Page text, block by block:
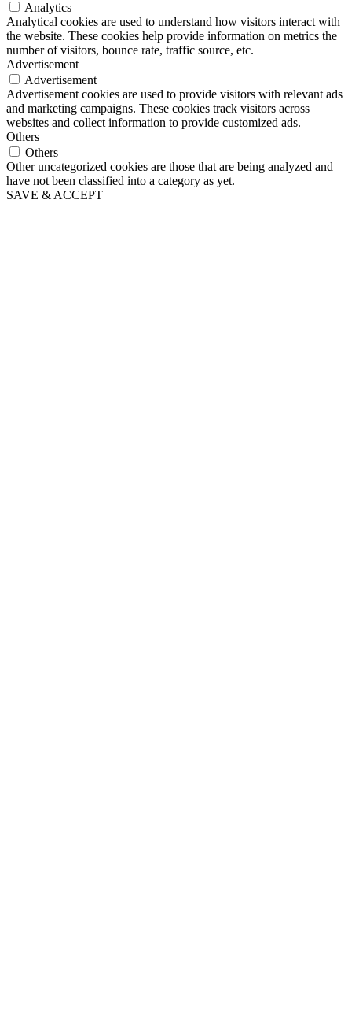
Analytics
Analytical cookies are used to understand how visitors interact with
the website. These cookies help provide information on metrics the
number of visitors, bounce rate, traffic source, etc.
Advertisement
Advertisement
Advertisement cookies are used to provide visitors with relevant ads
and marketing campaigns. These cookies track visitors across
websites and collect information to provide customized ads.
Others
Others
Other uncategorized cookies are those that are being analyzed and
have not been classified into a category as yet.
SAVE & ACCEPT